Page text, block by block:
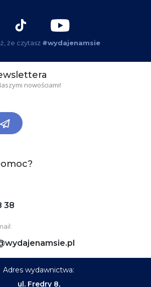
że czytasz #wydajenamsie
nowościami!
38
Adres wydawnictwa:
ul. Fredry 8,